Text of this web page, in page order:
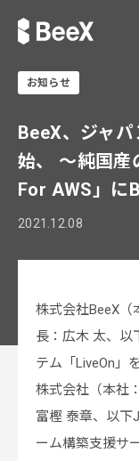
お知らせ
BeeX、ジャ
始、 〜純国産
For AWS」に
2021.12.08
株式会社BeeX
長：広木 太、以
テム「LiveOn」
株式会社（本社
富樫 泰章、以下
ーム構築支援サ